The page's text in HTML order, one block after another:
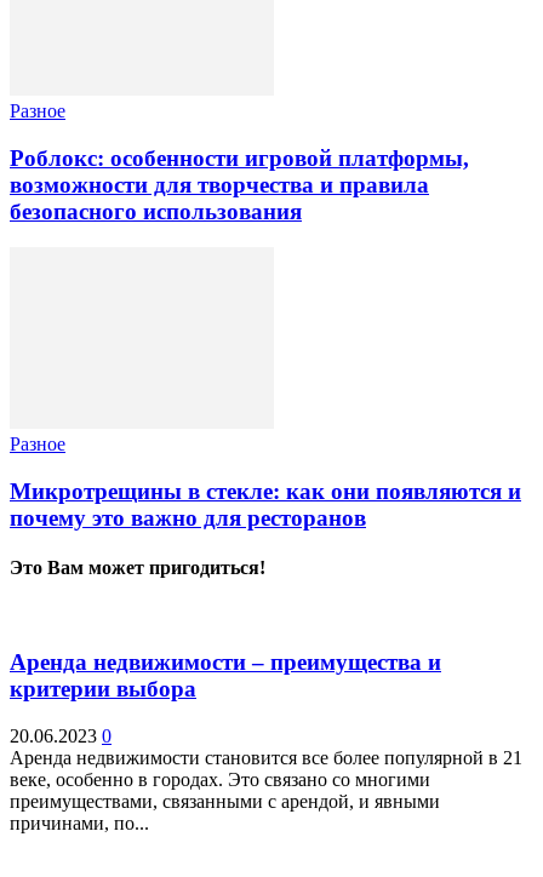
Разное
Роблокс: особенности игровой платформы,
возможности для творчества и правила
безопасного использования
Разное
Микротрещины в стекле: как они появляются и
почему это важно для ресторанов
Это Вам может пригодиться!
Аренда недвижимости – преимущества и
критерии выбора
20.06.2023 0
Аренда недвижимости становится все более популярной в 21
веке, особенно в городах. Это связано со многими
преимуществами, связанными с арендой, и явными
причинами, по...